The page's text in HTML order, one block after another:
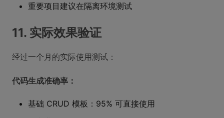
重要项目建议在隔离环境测试
11. 实际效果验证
经过一个月的实际使用测试：
代码生成准确率：
基础 CRUD 模板：95% 可直接使用